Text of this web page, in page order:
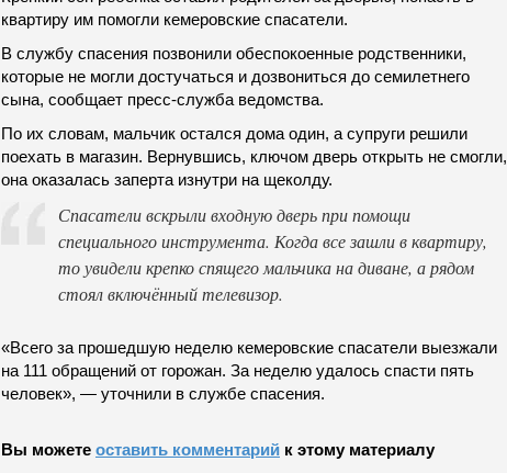
квартиру им помогли кемеровские спасатели.
В службу спасения позвонили обеспокоенные родственники,
которые не могли достучаться и дозвониться до семилетнего
сына, сообщает пресс-служба ведомства.
По их словам, мальчик остался дома один, а супруги решили
поехать в магазин. Вернувшись, ключом дверь открыть не смогли,
она оказалась заперта изнутри на щеколду.
Спасатели вскрыли входную дверь при помощи
специального инструмента. Когда все зашли в квартиру,
то увидели крепко спящего мальчика на диване, а рядом
стоял включённый телевизор.
«Всего за прошедшую неделю кемеровские спасатели выезжали
на 111 обращений от горожан. За неделю удалось спасти пять
человек», — уточнили в службе спасения.
Вы можете оставить комментарий к этому материалу